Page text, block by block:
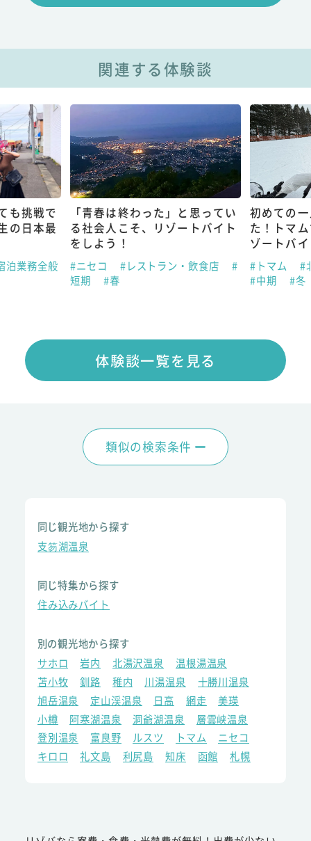
関連する体験談
も挑戦で
の日本最
泊業務全般
「青春は終わった」と思ってい
る社会人こそ、リゾートバイト
をしよう！
#ニセコ #レストラン・飲食店
#
短期
#春
初めての
た！トマ
ゾートバ
#トマム
#
#中期
#冬
体験談一覧を見る
類似の検索条件
同じ観光地から探す
支笏湖温泉
同じ特集から探す
住み込みバイト
別の観光地から探す
サホロ
岩内 北湯沢温泉
温根湯温泉
苫小牧
釧路 稚内 川湯温泉
十勝川温泉
旭岳温泉
定山渓温泉 日高 網走
美瑛
小樽
阿寒湖温泉 洞爺湖温泉
層雲峡温泉
登別温泉
富良野 ルスツ トマム
ニセコ
キロロ
礼文島 利尻島 知床 函館 札幌